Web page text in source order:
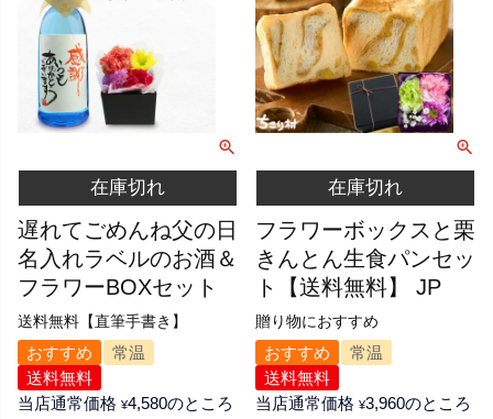
在庫切れ
送料無料【直筆手書き】
遅れてごめんね父の日
名入れラベルのお酒＆
フラワーBOXセット
おすすめ
常温
送料無料
当店通常価格 ¥4,580のところ
在庫切れ
贈り物におすすめ
フラワーボックスと栗
きんとん生食パンセッ
ト【送料無料】 JP
おすすめ
常温
送料無料
当店通常価格 ¥3,960のところ